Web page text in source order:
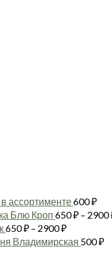
ассортименте600₽
Блю Кроп 650₽ – 2900
650₽ – 2900₽Диапазон
цен:
Владимирская 500₽